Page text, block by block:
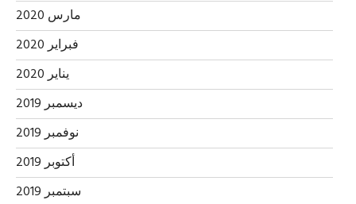
مارس 2020
فبراير 2020
يناير 2020
ديسمبر 2019
نوفمبر 2019
أكتوبر 2019
سبتمبر 2019